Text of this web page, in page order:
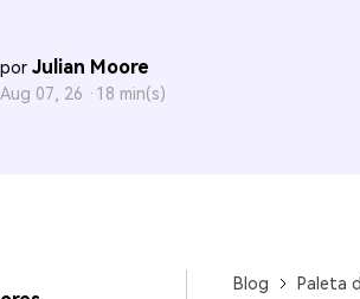
por Julian Moore
Aug 07, 26 · 18 min(s)
Blog Paleta